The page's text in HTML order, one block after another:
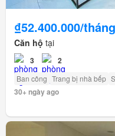
₫52.400.000/tháng
Căn hộ tại
3 2
Ban công Trang bị nhà bếp
30+ ngày ago